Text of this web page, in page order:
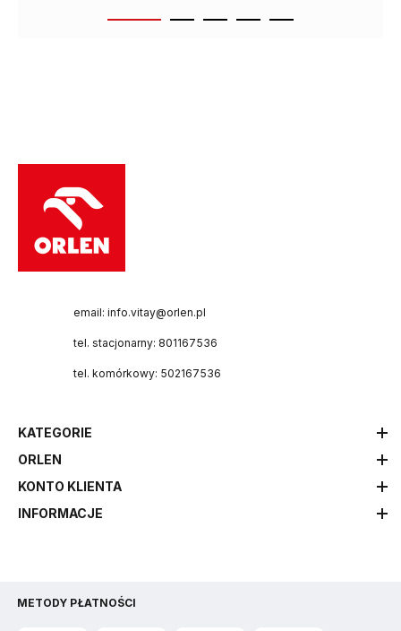
email: info.vitay@orlen.pl
tel. stacjonarny: 801167536
tel. komórkowy: 502167536
KATEGORIE
ORLEN
KONTO KLIENTA
INFORMACJE
METODY PŁATNOŚCI